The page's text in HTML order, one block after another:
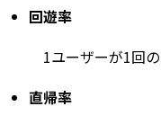
回遊率
1ユーザーが1回の
直帰率